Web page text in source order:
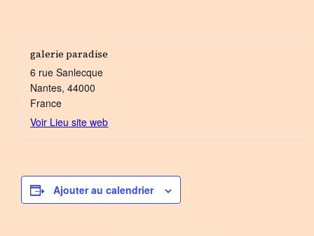
galerie paradise
6 rue Sanlecque
Nantes, 44000
France
Voir Lieu site web
Ajouter au calendrier